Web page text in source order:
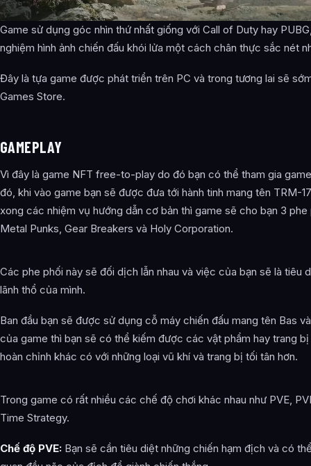
Game sử dụng góc nhìn thứ nhất giống với Call of Duty hay
nghiệm hình ảnh chiến đấu khói lửa một cách chân thực sắc nét
Đây là tựa game được phát triển trên PC và trong tương lai sẽ
Games Store.
GAMEPLAY
Vì đây là game NFT free-to-play do đó bạn có thể tham gia
đó, khi vào game bạn sẽ được đưa tới hành tinh mang tên TRM-
xong các nhiệm vụ hướng dẫn cơ bản thì game sẽ cho bạn 3
Metal Punks, Gear Breakers và Holy Corporation.
Các phe phối này sẽ đối dịch lẫn nhau và việc của bạn sẽ là tiêu
lãnh thổ của mình.
Ban đầu bạn sẽ được sử dụng cỗ máy chiến đấu mang tên Bas
của game thì bạn sẽ có thể kiếm được các vật phẩm hay trang
hoàn chỉnh khác có với những loại vũ khí và trang bị tối tân hơn.
Trong game có rất nhiều các chế độ chơi khác nhau như PVE,
Time Strategy.
Chế độ PVE: Bạn sẽ cần tiêu diệt những chiến hạm địch và có